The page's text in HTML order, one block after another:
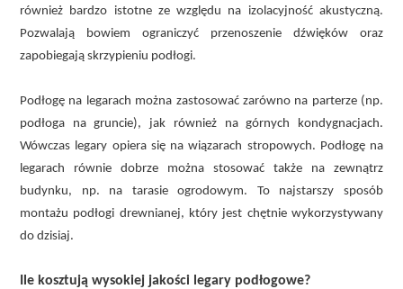
również bardzo istotne ze względu na izolacyjność akustyczną.
Pozwalają bowiem ograniczyć przenoszenie dźwięków oraz
zapobiegają skrzypieniu podłogi.
Podłogę na legarach można zastosować zarówno na parterze (np.
podłoga na gruncie), jak również na górnych kondygnacjach.
Wówczas legary opiera się na wiązarach stropowych. Podłogę na
legarach równie dobrze można stosować także na zewnątrz
budynku, np. na tarasie ogrodowym. To najstarszy sposób
montażu podłogi drewnianej, który jest chętnie wykorzystywany
do dzisiaj.
Ile kosztują wysokiej jakości legary podłogowe?